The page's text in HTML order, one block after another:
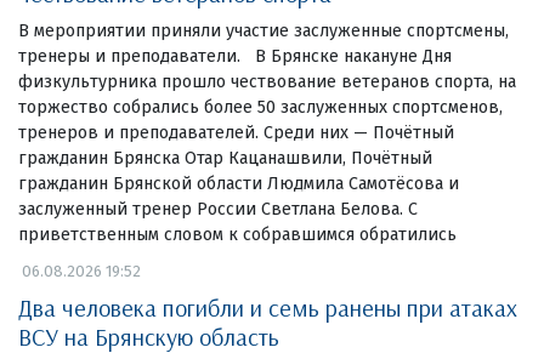
В мероприятии приняли участие заслуженные спортсмены,
тренеры и преподаватели. В Брянске накануне Дня
физкультурника прошло чествование ветеранов спорта, на
торжество собрались более 50 заслуженных спортсменов,
тренеров и преподавателей. Среди них — Почётный
гражданин Брянска Отар Кацанашвили, Почётный
гражданин Брянской области Людмила Самотёсова и
заслуженный тренер России Светлана Белова. С
приветственным словом к собравшимся обратились
06.08.2026 19:52
Два человека погибли и семь ранены при атаках
ВСУ на Брянскую область